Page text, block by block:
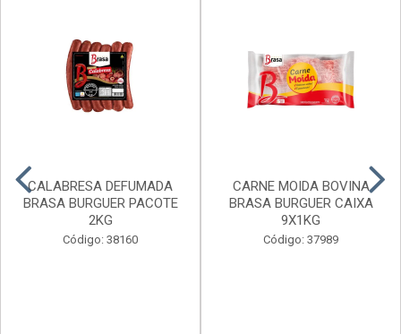
CALABRESA DEFUMADA
BRASA BURGUER PACOTE
2KG
Código: 38160
CARNE MOIDA BOVINA
BRASA BURGUER CAIXA
9X1KG
Código: 37989